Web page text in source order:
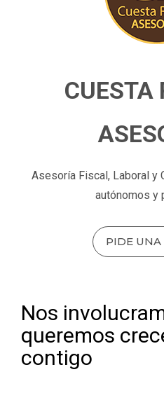
CUESTA
Asesoría Fiscal, Laboral y
autónomos y
PIDE UNA
Nos
queremos
contigo